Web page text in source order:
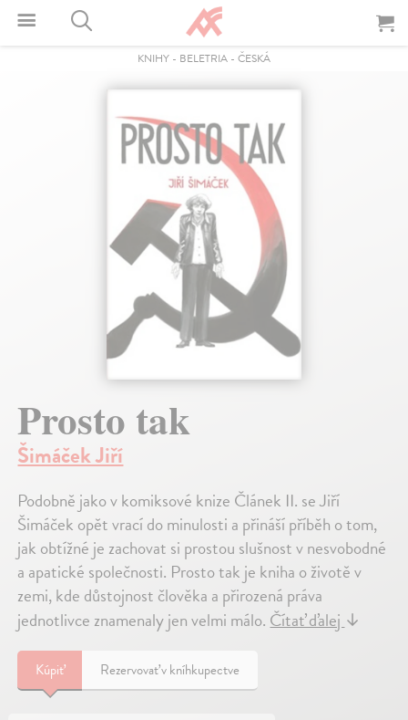
KNIHY - BELETRIA - ČESKÁ
Prosto tak
Šimáček Jiří
Podobně jako v komiksové knize Článek II. se Jiří
Šimáček opět vrací do minulosti a přináší příběh o tom,
jak obtížné je zachovat si prostou slušnost v nesvobodné
a apatické společnosti. Prosto tak je kniha o životě v
zemi, kde důstojnost člověka a přirozená práva
jednotlivce znamenaly jen velmi málo.Čítať ďalej↓
Kúpiť Rezervovať v kníhkupectve